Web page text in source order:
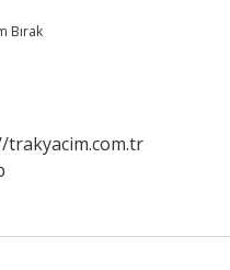
Bırak
trakyacim.com.tr